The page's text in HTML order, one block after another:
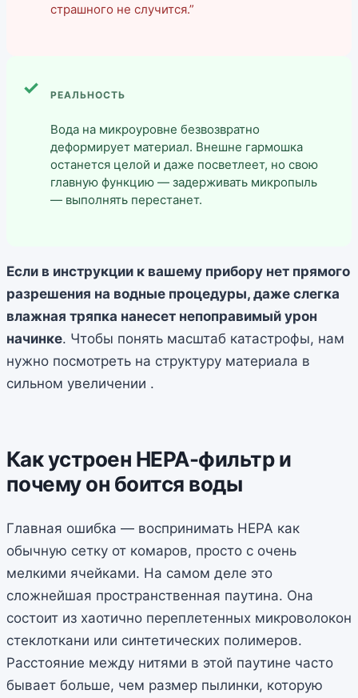
страшного не случится.”
РЕАЛЬНОСТЬ
Вода на микроуровне безвозвратно
деформирует материал. Внешне гармошка
останется целой и даже посветлеет, но свою
главную функцию — задерживать микропыль
— выполнять перестанет.
Если в инструкции к вашему прибору нет прямого
разрешения на водные процедуры, даже слегка
влажная тряпка нанесет непоправимый урон
начинке. Чтобы понять масштаб катастрофы, нам
нужно посмотреть на структуру материала в
сильном увеличении .
Как устроен HEPA-фильтр и
почему он боится воды
Главная ошибка — воспринимать HEPA как
обычную сетку от комаров, просто с очень
мелкими ячейками. На самом деле это
сложнейшая пространственная паутина. Она
состоит из хаотично переплетенных микроволокон
стеклоткани или синтетических полимеров.
Расстояние между нитями в этой паутине часто
бывает больше, чем размер пылинки, которую